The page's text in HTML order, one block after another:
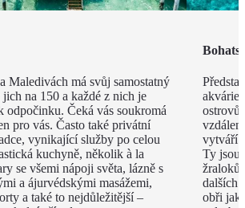
Maledivách má svůj samostatný
na 150 a každé z nich je
odpočinku. Čeká vás soukromá
pro vás. Často také privátní
vynikající služby po celou
kuchyně, několik à la
se všemi nápoji světa, lázně s
a ájurvédskými masážemi,
a také to nejdůležitější –
ostrovů
vytváří
Ty jsou
dalších
obři